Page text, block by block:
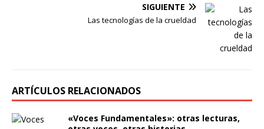
SIGUIENTE
Las tecnologías de la crueldad
ARTÍCULOS RELACIONADOS
«Voces Fundamentales»: otras lecturas,